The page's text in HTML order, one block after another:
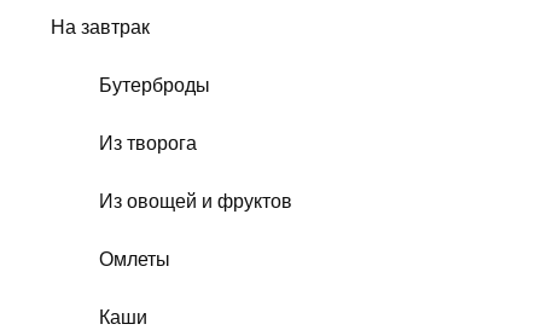
На завтрак
Бутерброды
Из творога
Из овощей и фруктов
Омлеты
Каши